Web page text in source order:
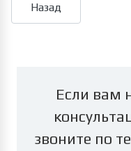
Если вам
звоните по